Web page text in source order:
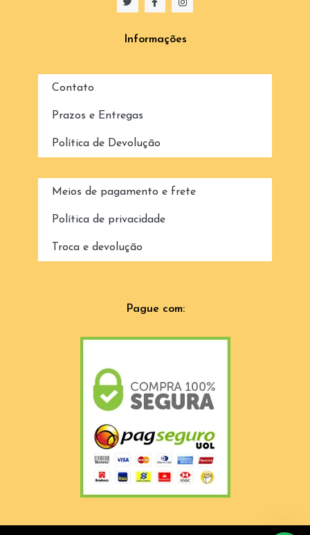
Informações
Contato
Prazos e Entregas
Política de Devolução
Meios de pagamento e frete
Política de privacidade
Troca e devolução
Pague com: